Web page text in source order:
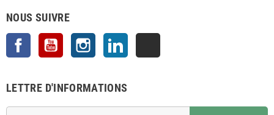
NOUS SUIVRE
Facebook YouTube Instagram
LETTRE D'INFORMATIONS